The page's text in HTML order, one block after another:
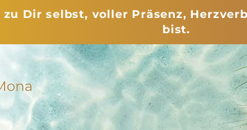
zu Dir selbst, voller Präsenz,
bist.